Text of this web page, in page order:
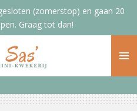
(zomerstop) en gaan 20
Graag tot dan!